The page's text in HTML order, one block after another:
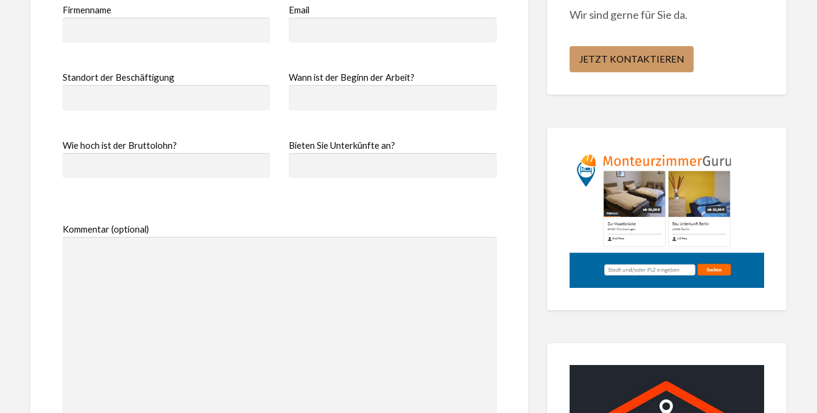
Firmenname
Standort der Beschäftigung
Wie hoch ist der Bruttolohn?
Email
Wann ist der Beginn der Arbeit?
Bieten Sie Unterkünfte an?
Kommentar (optional)
Wir sind gerne für Sie da.
JETZT KONTAKTIEREN